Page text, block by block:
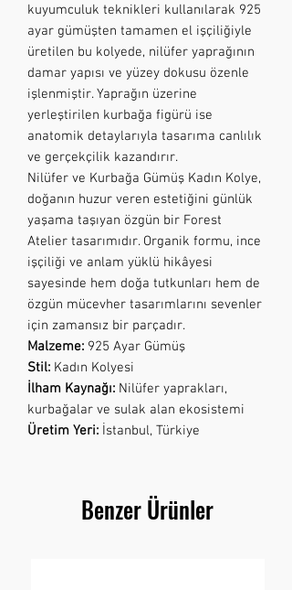
kuyumculuk teknikleri kullanılarak 925
ayar gümüşten tamamen el işçiliğiyle
üretilen bu kolyede, nilüfer yaprağının
damar yapısı ve yüzey dokusu özenle
işlenmiştir. Yaprağın üzerine
yerleştirilen kurbağa figürü ise
anatomik detaylarıyla tasarıma canlılık
ve gerçekçilik kazandırır.
Nilüfer ve Kurbağa Gümüş Kadın Kolye,
doğanın huzur veren estetiğini günlük
yaşama taşıyan özgün bir Forest
Atelier tasarımıdır. Organik formu, ince
işçiliği ve anlam yüklü hikâyesi
sayesinde hem doğa tutkunları hem de
özgün mücevher tasarımlarını sevenler
için zamansız bir parçadır.
Malzeme: 925 Ayar Gümüş
Stil: Kadın Kolyesi
İlham Kaynağı: Nilüfer yaprakları,
kurbağalar ve sulak alan ekosistemi
Üretim Yeri: İstanbul, Türkiye
Benzer Ürünler